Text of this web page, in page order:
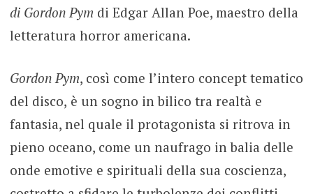
di Gordon Pym di Edgar Allan Poe, maestro della
letteratura horror americana.
Gordon Pym, così come l’intero concept tematico
del disco, è un sogno in bilico tra realtà e
fantasia, nel quale il protagonista si ritrova in
pieno oceano, come un naufrago in balia delle
onde emotive e spirituali della sua coscienza,